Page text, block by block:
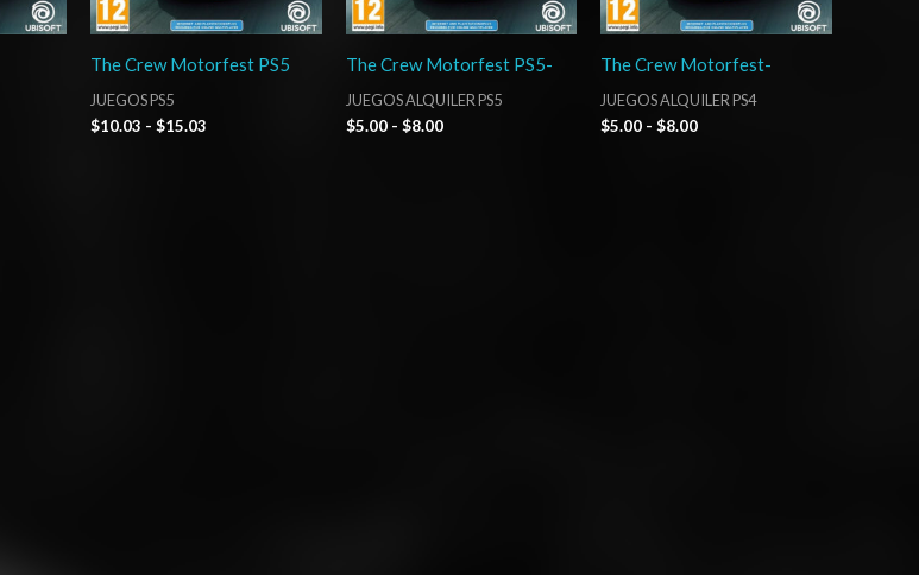
The Crew Motorfest PS5
JUEGOS PS5
$10.03 - $15.03
The Crew Motorfest PS5-
JUEGOS ALQUILER PS5
$5.00 - $8.00
The Crew Motorfest-
JUEGOS ALQUILER PS4
$5.00 - $8.00